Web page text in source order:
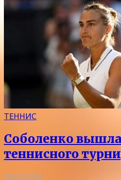
ТЕННИС
Соболенко
теннисного
08.08.2026